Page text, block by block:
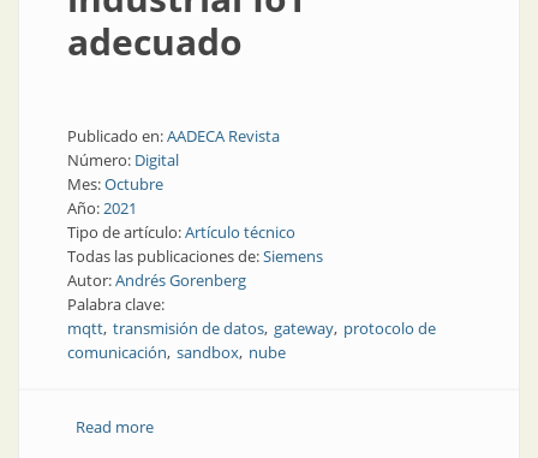
adecuado
Publicado en:AADECA Revista
Número: Digital
Mes:Octubre
Año:2021
Tipo de artículo:Artículo técnico
Todas las publicaciones de:Siemens
Autor:Andrés Gorenberg
Palabra clave:
mqtt transmisión de datos gateway protocolo de
comunicación sandbox nube
Read moreabout Selección del gateway industrial IoT adecuado